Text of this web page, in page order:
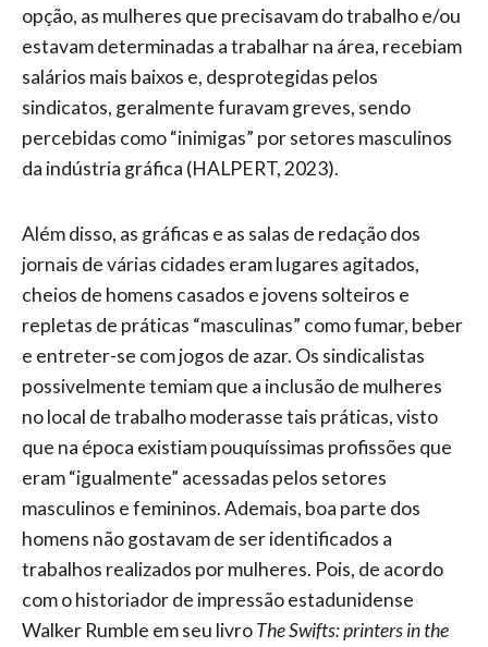
opção, as mulheres que precisavam do trabalho e/ou
estavam determinadas a trabalhar na área, recebiam
salários mais baixos e, desprotegidas pelos
sindicatos, geralmente furavam greves, sendo
percebidas como “inimigas” por setores masculinos
da indústria gráfica (HALPERT, 2023).
Além disso, as gráficas e as salas de redação dos
jornais de várias cidades eram lugares agitados,
cheios de homens casados e jovens solteiros e
repletas de práticas “masculinas” como fumar, beber
e entreter-se com jogos de azar. Os sindicalistas
possivelmente temiam que a inclusão de mulheres
no local de trabalho moderasse tais práticas, visto
que na época existiam pouquíssimas profissões que
eram “igualmente” acessadas pelos setores
masculinos e femininos. Ademais, boa parte dos
homens não gostavam de ser identificados a
trabalhos realizados por mulheres. Pois, de acordo
com o historiador de impressão estadunidense
Walker Rumble em seu livroThe Swifts: printers in the